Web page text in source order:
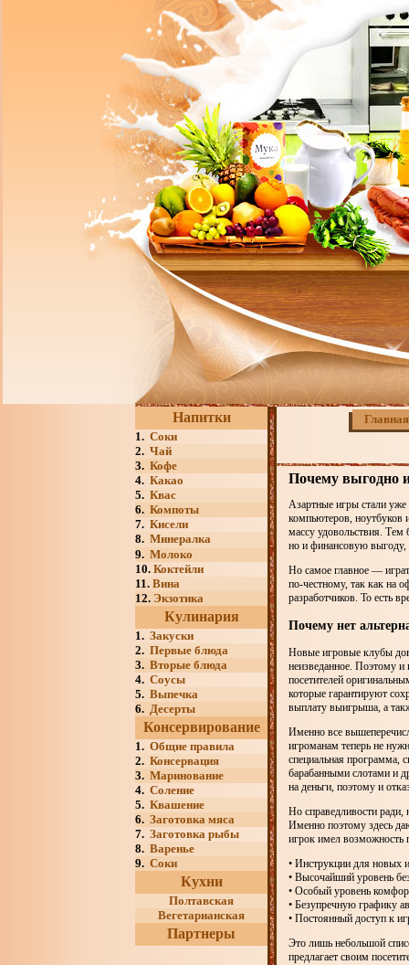
Напитки
1. Соки
2. Чай
3. Кофе
4. Какао
5. Квас
6. Компоты
7. Кисели
8. Минералка
9. Молоко
10. Коктейли
11. Вина
12. Экзотика
Кулинария
1. Закуски
2. Первые блюда
3. Вторые блюда
4. Соусы
5. Выпечка
6. Десерты
Консервирование
1. Общие правила
2. Консервация
3. Маринование
4. Соление
5. Квашение
6. Заготовка мяса
7. Заготовка рыбы
8. Варенье
9. Соки
Кухни
Полтавская
Вегетарианская
Партнеры
Главная
Почему выгодно
Азартные игры стали
компьютеров, ноутбуков
массу удовольствия. Тем
но и финансовую выгоду,
Но самое главное —
по-честному, так как на
разработчиков. То есть
Почему нет
Новые игровые клубы
неизведанное. Поэтому
посетителей
которые гарантируют
выплату выигрыша, а
Именно все
игроманам теперь не
специальная программа,
барабанными слотами и
на деньги, поэтому и
Но справедливости ради,
Именно поэтому здесь
игрок имел возможность
• Инструкции для новых
• Высочайший уровень
• Особый уровень
• Безупречную графику
• Постоянный доступ к
Это лишь небольшой
предлагает своим